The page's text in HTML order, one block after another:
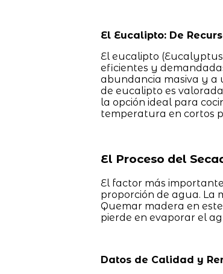
El Eucalipto: De
El eucalipto
eficientes y
abundancia masiva y a
de eucalipto es
la opción ideal para
temperatura en cortos
El Proceso del
El factor más
proporción de agua. La
Quemar madera en
pierde en evaporar el
Datos de Calidad y